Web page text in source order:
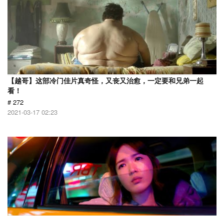
【越哥】这部冷门佳片真奇怪，又丧又治愈，一定要和兄弟一起
看！
# 272
2021-03-17 02:23